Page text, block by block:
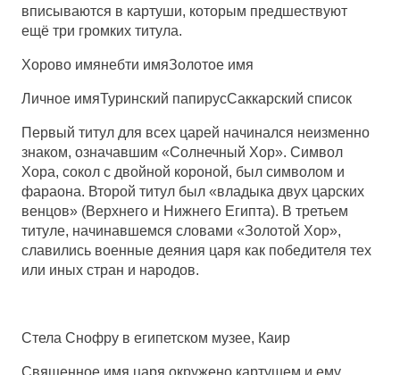
вписываются в картуши, которым предшествуют
ещё три громких титула.
Хорово имянебти имяЗолотое имя
Личное имяТуринский папирусСаккарский список
Первый титул для всех царей начинался неизменно
знаком, означавшим «Солнечный Хор». Символ
Хора, сокол с двойной короной, был символом и
фараона. Второй титул был «владыка двух царских
венцов» (Верхнего и Нижнего Египта). В третьем
титуле, начинавшемся словами «Золотой Хор»,
славились военные деяния царя как победителя тех
или иных стран и народов.
Стела Снофру в египетском музее, Каир
Священное имя царя окружено картушем и ему